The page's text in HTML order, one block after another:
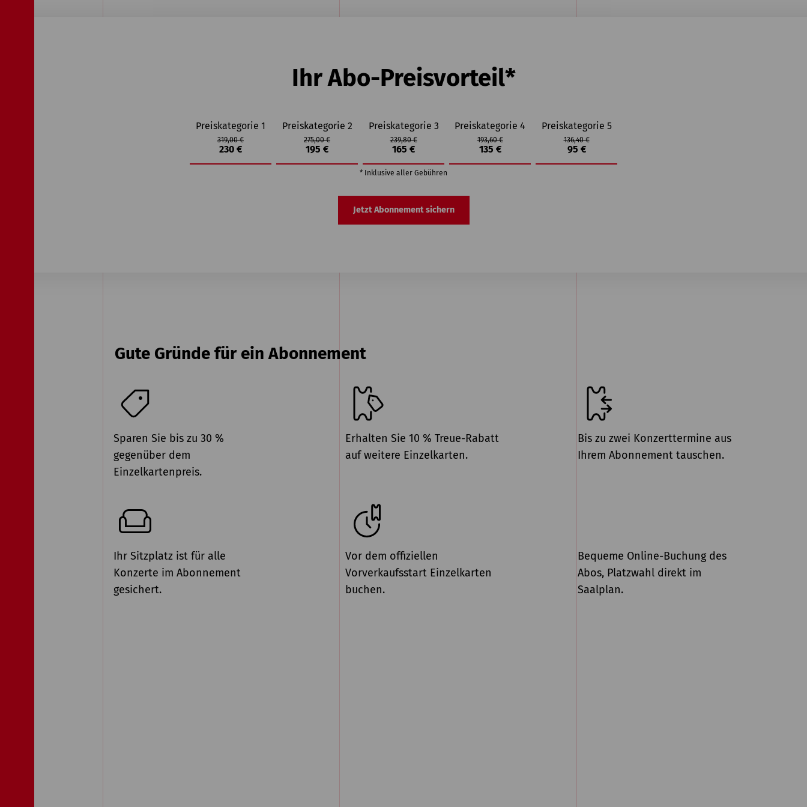
Ihr Abo-Preisvorteil*
Preiskategorie 1
319,00 €
230 €
Preiskategorie 2
275,00 €
195 €
Preiskategorie 3
239,80 €
165 €
Preiskategorie 4
193,60 €
135 €
Preiskategorie 5
136,40 €
95 €
* Inklusive aller Gebühren
Jetzt Abonnement sichern
Gute Gründe für ein Abonnement
Sparen Sie bis zu 30 %
gegenüber dem
Einzelkartenpreis.
Erhalten Sie 10 % Treue-Rabatt
auf weitere Einzelkarten.
Bis zu zwei Konzerttermine aus
Ihrem Abonnement tauschen.
Ihr Sitzplatz ist für alle
Konzerte im Abonnement
gesichert.
Vor dem offiziellen
Vorverkaufsstart Einzelkarten
buchen.
Bequeme Online-Buchung des
Abos, Platzwahl direkt im
Saalplan.